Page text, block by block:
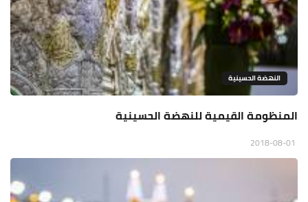
النهضة الحسينية
المنظومة القيمية للنهضة الحسينية